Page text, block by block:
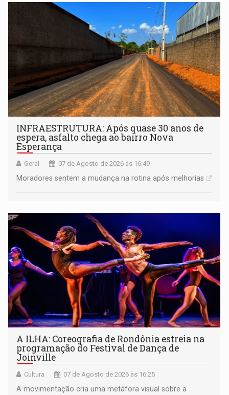
INFRAESTRUTURA: Após quase 30 anos de
espera, asfalto chega ao bairro Nova
Esperança
Geral 07 de Agosto de 2026 às 16:49
Moradores sentem a mudança na rotina após melhorias
A ILHA: Coreografia de Rondônia estreia na
programação do Festival de Dança de
Joinville
Cultura 07 de Agosto de 2026 às 16:25
A movimentação cria uma metáfora visual sobre a